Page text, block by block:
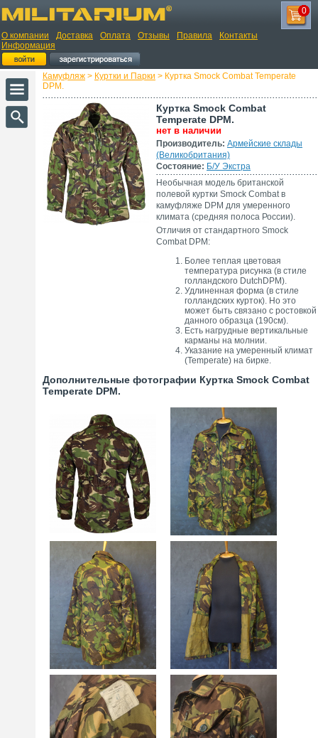
О компании Доставка Оплата Отзывы Правила
Контакты
Информация
0
Камуфляж > Куртки и Парки > Куртка Smock Combat Temperate
DPM.
Куртка Smock Combat
Temperate DPM.
нет в наличии
Производитель: Армейские склады
(Великобритания)
Состояние: Б/У Экстра
Необычная модель британской
полевой куртки Smock Combat в
камуфляже DPM для умеренного
климата (средняя полоса России).
Отличия от стандартного Smock
Combat DPM:
Более теплая цветовая
температура рисунка (в стиле
голландского DutchDPM).
Удлиненная форма (в стиле
голландских курток). Но это
может быть связано с ростовкой
данного образца (190см).
Есть нагрудные вертикальные
карманы на молнии.
Указание на умеренный климат
(Temperate) на бирке.
Дополнительные фотографии Куртка Smock Combat
Temperate DPM.